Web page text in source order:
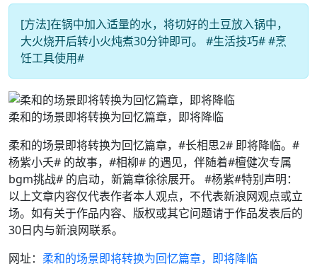
[方法]在锅中加入适量的水，将切好的土豆放入锅中，
大火烧开后转小火炖煮30分钟即可。 #生活技巧# #烹
饪工具使用#
柔和的场景即将转换为回忆篇章，即将降临
柔和的场景即将转换为回忆篇章，#长相思2# 即将降临。#
杨紫小夭# 的故事，#相柳# 的遇见，伴随着#檀健次专属
bgm挑战# 的启动，新篇章徐徐展开。 #杨紫#特别声明：
以上文章内容仅代表作者本人观点，不代表新浪网观点或立
场。如有关于作品内容、版权或其它问题请于作品发表后的
30日内与新浪网联系。
网址： 柔和的场景即将转换为回忆篇章，即将降临